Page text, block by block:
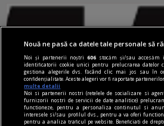
Nouă ne pasă ca datele tale personale să
Noi și partenerii noștri606 stocăm și/sau
identificatorii cookie unici pentru prelucrarea datelor
gestiona alegerile dvs. făcând clic mai jos sau în
confidențialitate. Aceste alegeri vor fi raportate
multe detalii
Noi si partenerii nostri (retelele de socializare si
furnizorii nostri de servicii de date analitice)
functioneze, pentru a personaliza continutul si
interesele si/sau profilul dvs., pentru a va oferi
pentru a analiza traficul pe website. Beneficiati de